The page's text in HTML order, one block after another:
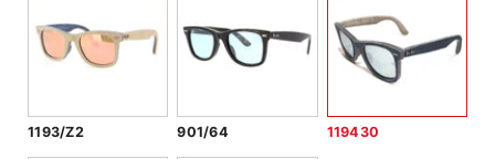
1193/Z2 901/64 119430